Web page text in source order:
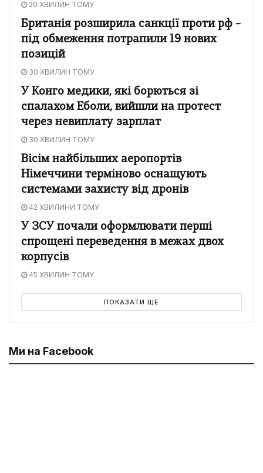
20 ХВИЛИН ТОМУ
Британія розширила санкції проти рф –
під обмеження потрапили 19 нових
позицій
30 ХВИЛИН ТОМУ
У Конго медики, які борються зі
спалахом Еболи, вийшли на протест
через невиплату зарплат
30 ХВИЛИН ТОМУ
Вісім найбільших аеропортів
Німеччини терміново оснащують
системами захисту від дронів
42 ХВИЛИНИ ТОМУ
У ЗСУ почали оформлювати перші
спрощені переведення в межах двох
корпусів
45 ХВИЛИН ТОМУ
ПОКАЗАТИ ЩЕ
Ми на Facebook